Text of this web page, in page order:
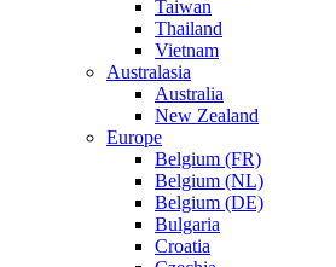
Taiwan
Thailand
Vietnam
Australasia
Australia
New Zealand
Europe
Belgium (FR)
Belgium (NL)
Belgium (DE)
Bulgaria
Croatia